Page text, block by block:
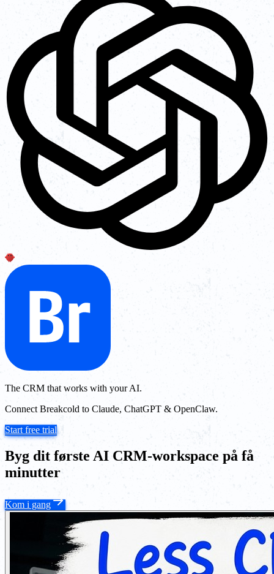
The CRM that works with your AI.
Connect Breakcold to Claude, ChatGPT & OpenClaw.
Start free trial
Byg dit første AI CRM-workspace på få
minutter
Kom i gang